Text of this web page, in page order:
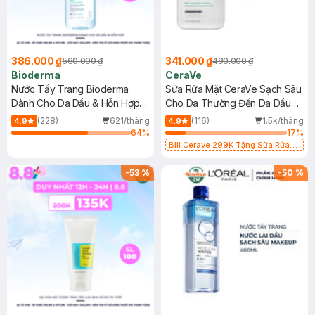
386.000 ₫560.000 ₫
Bioderma
Nước Tẩy Trang Bioderma
Dành Cho Da Dầu & Hỗn Hợp
500ml
4.9 (228)
621/tháng
64%
341.000 ₫490.000 ₫
CeraVe
Sữa Rửa Mặt CeraVe Sạch Sâu
Cho Da Thường Đến Da Dầu
473ml
4.9 (116)
1.5k/tháng
17%
Bill Cerave 299K Tặng Sữa Rửa
-53% -50 %